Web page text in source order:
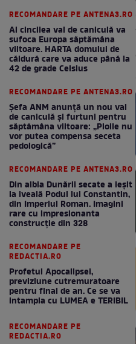
RECOMANDARE PE ANTENA3.RO
Al cincilea val de caniculă va
sufoca Europa săptămâna
viitoare. HARTA domului de
căldură care va aduce până la
42 de grade Celsius
RECOMANDARE PE ANTENA3.RO
Șefa ANM anunță un nou val
de caniculă și furtuni pentru
săptămâna viitoare: „Ploile nu
vor putea compensa seceta
pedologică”
RECOMANDARE PE ANTENA3.RO
Din albia Dunării secate a ieșit
la iveală Podul lui Constantin,
din Imperiul Roman. Imagini
rare cu impresionanta
construcție din 328
RECOMANDARE PE
REDACTIA.RO
Profetul Apocalipsei,
previziune cutremuratoare
pentru final de an. Ce se va
intampla cu LUMEA e TERIBIL
RECOMANDARE PE
REDACTIA.RO